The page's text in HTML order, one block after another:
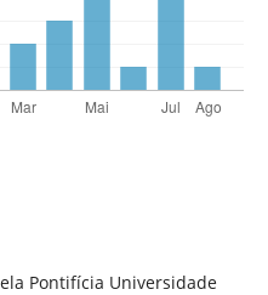
Pontifícia Universidade